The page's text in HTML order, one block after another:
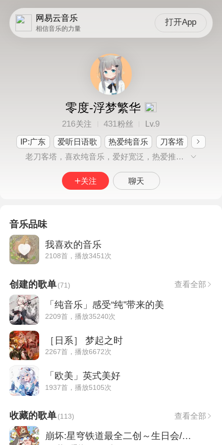
网易云音乐
相信音乐的力量
打开App
零度-浮梦繁华
216关注 431粉丝 Lv.9
IP:广东 爱听日语歌 热爱纯音乐
刀客塔
老刀客塔，喜欢纯音乐，爱好宽泛，热爱推图，猫头鹰成精，同时也是崩三、崩铁、原神玩家(●• ̀ω•́ )✧
关注 聊天
音乐品味
我喜欢的音乐
2108首，播放3451次
创建的歌单(71) 查看全部
「纯音乐」感受“纯”带来的美
2209首，播放35240次
［日系］ 梦起之时
2267首，播放6672次
「欧美」英式美好
1937首，播放5105次
收藏的歌单(113) 查看全部
崩坏:星穹铁道最全二创～生日会/新春会